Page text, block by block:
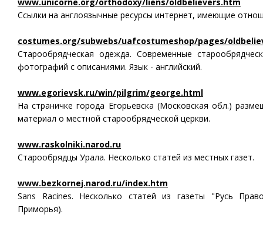
Ссылки на англоязычные ресурсы интернет, имеющие
costumes.org/subwebs/uafcostumeshop/pages/
Старообрядческая одежда. Современные
фотографий с описаниями. Язык - английский.
www.egorievsk.ru/win/pilgrim/george.html
На страничке города Егорьевска (Московская обл.)
материал о местной старообрядческой церкви.
www.raskolniki.narod.ru
Старообрядцы Урала. Несколько статей из местных газет.
www.bezkornej.narod.ru/index.htm
Sans Racines. Несколько статей из газеты "Русь
Приморья).